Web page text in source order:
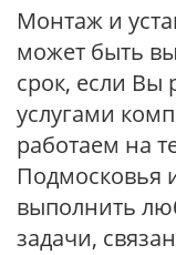
Монтаж и
может быть
срок, если Вы
услугами
работаем на
Подмосковья
выполнить
задачи,